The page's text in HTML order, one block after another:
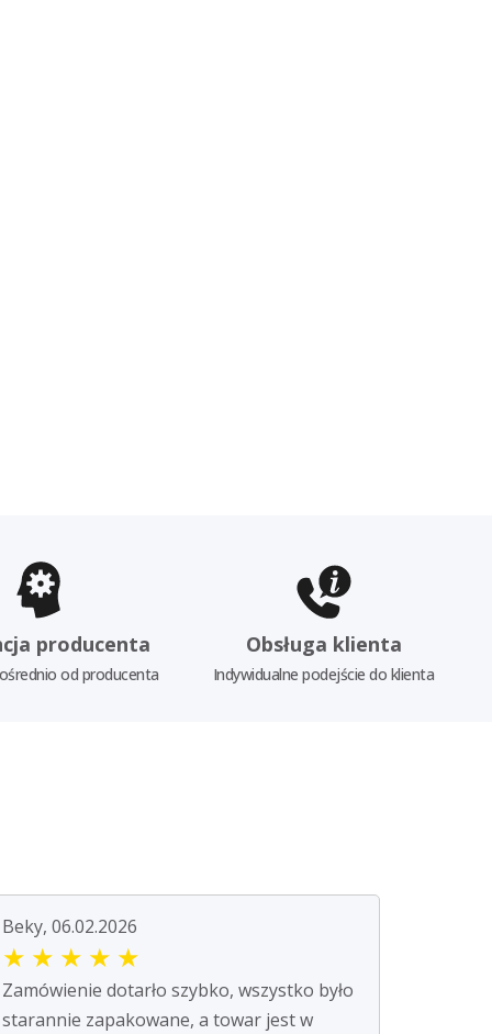
producenta
od producenta
Obsługa klienta
Indywidualne podejście do klienta
Beky, 06.02.2026
★ ★ ★ ★ ★
Zamówienie dotarło szybko, wszystko było
starannie zapakowane, a towar jest w